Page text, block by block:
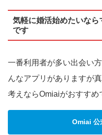
気軽に婚活始めたいな
です
一番利用者が多い出会い
んなアプリがありますが
考えならOmiaiがおすすめ
Omiai 公